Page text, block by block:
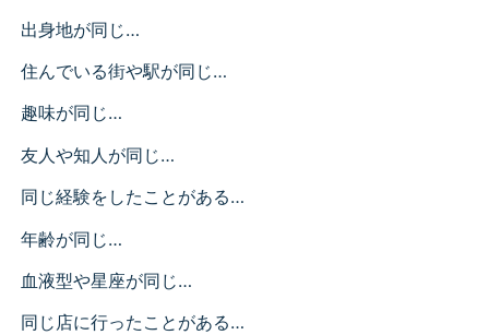
出身地が同じ…
住んでいる街や駅が同じ…
趣味が同じ…
友人や知人が同じ…
同じ経験をしたことがある…
年齢が同じ…
血液型や星座が同じ…
同じ店に行ったことがある…